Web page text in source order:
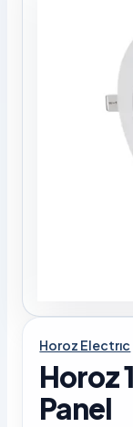
Horoz Electrıc
Horoz
Panel